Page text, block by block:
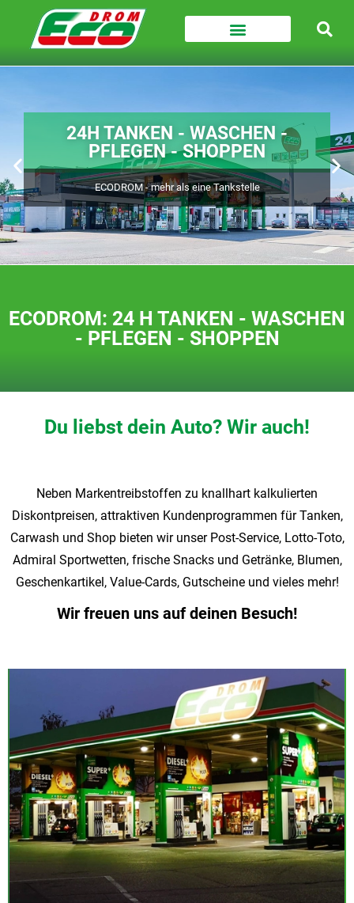
24H TANKEN - WASCHEN -
PFLEGEN - SHOPPEN
ECODROM - mehr als eine Tankstelle
ECODROM: 24 H TANKEN - WASCHEN
- PFLEGEN - SHOPPEN
Du liebst dein Auto? Wir auch!
Neben Markentreibstoffen zu knallhart kalkulierten
Diskontpreisen, attraktiven Kundenprogrammen für Tanken,
Carwash und Shop bieten wir unser Post-Service, Lotto-Toto,
Admiral Sportwetten, frische Snacks und Getränke, Blumen,
Geschenkartikel, Value-Cards, Gutscheine und vieles mehr!
Wir freuen uns auf deinen Besuch!
Mehr Informationen
Klicken Sie hier